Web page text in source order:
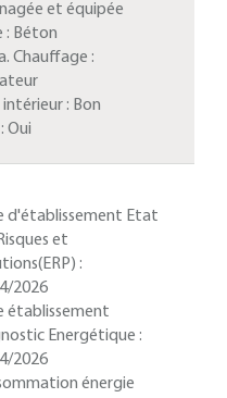
et équipée
: Béton
Chauffage :
: Bon
Oui
d'établissement Etat
et
:
2026
établissement
Energétique :
2026
énergie